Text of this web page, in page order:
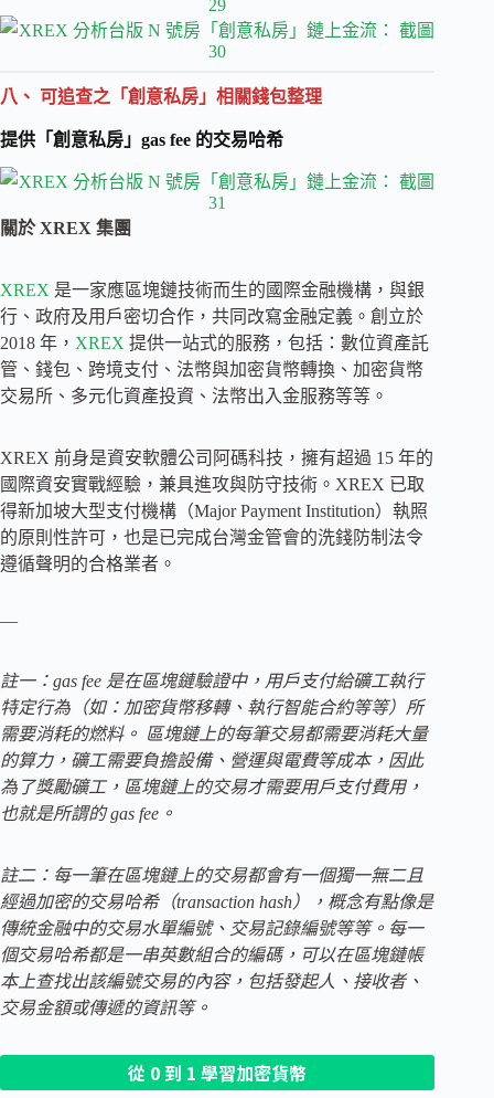
八、 可追查之「創意私房」相關錢包整理
提供「創意私房」gas fee 的交易哈希
關於 XREX 集團
XREX 是一家應區塊鏈技術而生的國際金融機構，與銀
行、政府及用戶密切合作，共同改寫金融定義。創立於
2018 年， XREX 提供一站式的服務，包括：數位資產託
管、錢包、跨境支付、法幣與加密貨幣轉換、加密貨幣
交易所、多元化資產投資、法幣出入金服務等等。
XREX 前身是資安軟體公司阿碼科技，擁有超過 15 年的
國際資安實戰經驗，兼具進攻與防守技術。XREX 已取
得新加坡大型支付機構（Major Payment Institution）執照
的原則性許可，也是已完成台灣金管會的洗錢防制法令
遵循聲明的合格業者。
—
註一：gas fee 是在區塊鏈驗證中，用戶支付給礦工執行
特定行為（如：加密貨幣移轉、執行智能合約等等）所
需要消耗的燃料。 區塊鏈上的每筆交易都需要消耗大量
的算力，礦工需要負擔設備、營運與電費等成本，因此
為了獎勵礦工，區塊鏈上的交易才需要用戶支付費用，
也就是所謂的 gas fee。
註二：每一筆在區塊鏈上的交易都會有一個獨一無二且
經過加密的交易哈希（transaction hash），概念有點像是
傳統金融中的交易水單編號、交易記錄編號等等。每一
個交易哈希都是一串英數組合的編碼，可以在區塊鏈帳
本上查找出該編號交易的內容，包括發起人、接收者、
交易金額或傳遞的資訊等。
從 0 到 1 學習加密貨幣